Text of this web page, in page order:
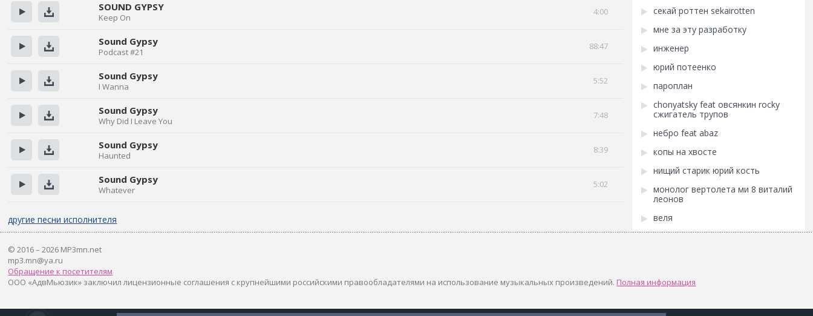
4:00
SOUND GYPSY
Keep On
88:47
Sound Gypsy
Podcast #21
5:52
Sound Gypsy
I Wanna
7:48
Sound Gypsy
Why Did I Leave You
8:39
Sound Gypsy
Haunted
5:02
Sound Gypsy
Whatever
другие песни исполнителя
секай роттен sekairotten
мне за эту разработку
инженер
юрий потеенко
пароплан
chonyatsky feat овсянкин rocky
сжигатель трупов
небро feat abaz
копы на хвосте
нищий старик юрий кость
монолог вертолета ми 8 виталий
леонов
веля
© 2016 – 2026 MP3mn.net
mp3.mn@ya.ru
Обращение к посетителям
ООО «АдвМьюзик» заключил лицензионные соглашения с крупнейшими российскими правообладателями на использование музыкальных произведений.Полная информация